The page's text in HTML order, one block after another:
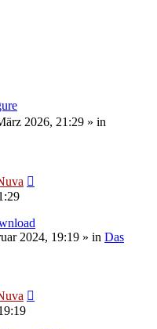
2026, 21:29 » in
2024, 19:19 » in Das